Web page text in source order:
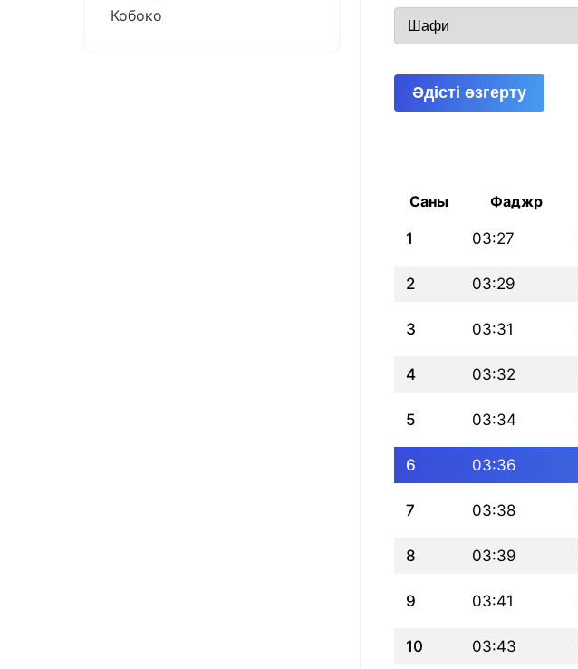
Әдісті өзгерту
Саны Фаджр
1 03:27
2 03:29
3 03:31
4 03:32
5 03:34
6 03:36
7 03:38
8 03:39
9 03:41
10 03:43
Кобоко